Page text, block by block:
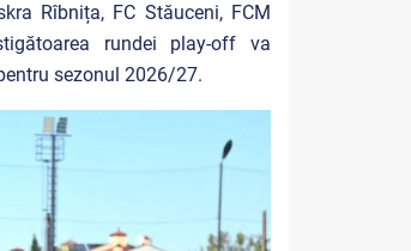
Rîbnița, FC Stăuceni, FCM
rundei play-off va
sezonul 2026/27.